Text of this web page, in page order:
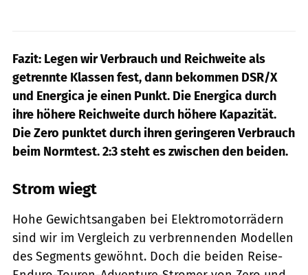
Fazit: Legen wir Verbrauch und Reichweite als
getrennte Klassen fest, dann bekommen DSR/X
und Energica je einen Punkt. Die Energica durch
ihre höhere Reichweite durch höhere Kapazität.
Die Zero punktet durch ihren geringeren Verbrauch
beim Normtest. 2:3 steht es zwischen den beiden.
Strom wiegt
Hohe Gewichtsangaben bei Elektromotorrädern
sind wir im Vergleich zu verbrennenden Modellen
des Segments gewöhnt. Doch die beiden Reise-